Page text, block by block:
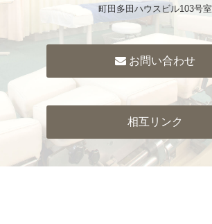
町田多田ハウスビル103号室
お問い合わせ
相互リンク